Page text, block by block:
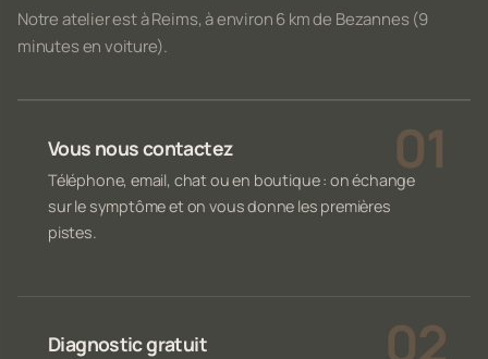
Notre atelier est à Reims, à environ 6 km de Bezannes (9
minutes en voiture).
Vous nous contactez
Téléphone, email, chat ou en boutique : on échange
sur le symptôme et on vous donne les premières
pistes.
Diagnostic gratuit